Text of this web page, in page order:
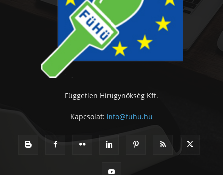
Független Hírügynökség Kft.
Kapcsolat: info@fuhu.hu